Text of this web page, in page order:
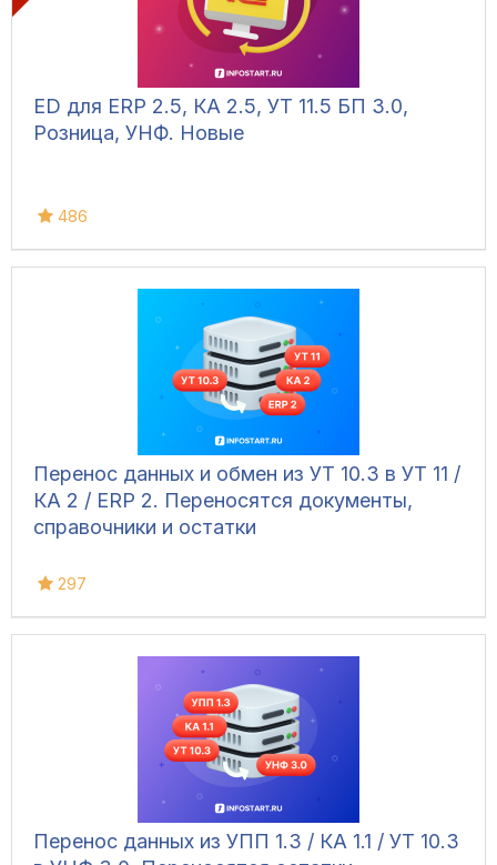
ED для ERP 2.5, КА 2.5, УТ 11.5 БП 3.0,
Розница, УНФ. Новые
486
Перенос данных и обмен из УТ 10.3 в УТ 11 /
КА 2 / ERP 2. Переносятся документы,
справочники и остатки
297
Перенос данных из УПП 1.3 / КА 1.1 / УТ 10.3